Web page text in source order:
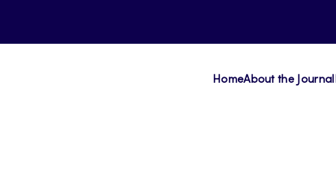
HomeAbout the Journal